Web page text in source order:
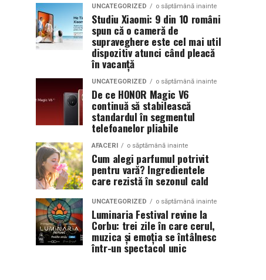
UNCATEGORIZED o săptămână inainte
Studiu Xiaomi: 9 din 10 români
spun că o cameră de
supraveghere este cel mai util
dispozitiv atunci când pleacă
în vacanță
UNCATEGORIZED o săptămână inainte
De ce HONOR Magic V6
continuă să stabilească
standardul în segmentul
telefoanelor pliabile
AFACERI o săptămână inainte
Cum alegi parfumul potrivit
pentru vară? Ingredientele
care rezistă în sezonul cald
UNCATEGORIZED o săptămână inainte
Luminaria Festival revine la
Corbu: trei zile în care cerul,
muzica și emoția se întâlnesc
într-un spectacol unic